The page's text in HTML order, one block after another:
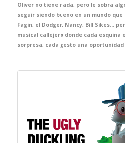
Oliver no tiene nada, pero le sobra
seguir siendo bueno en un mundo
Fagin, el Dodger, Nancy, Bill Sikes…
musical callejero donde cada esquina